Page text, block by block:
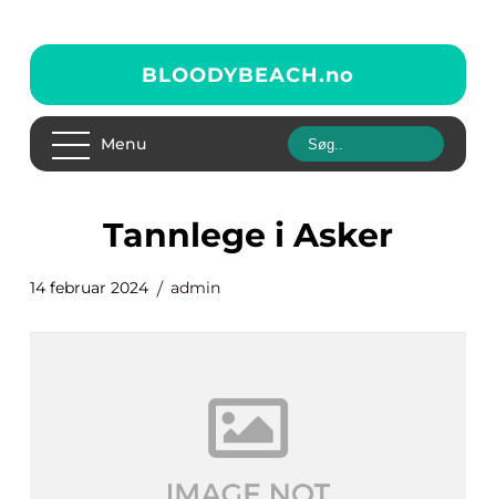
BLOODYBEACH.no
Menu
tannlege i Asker
14 februar 2024 admin